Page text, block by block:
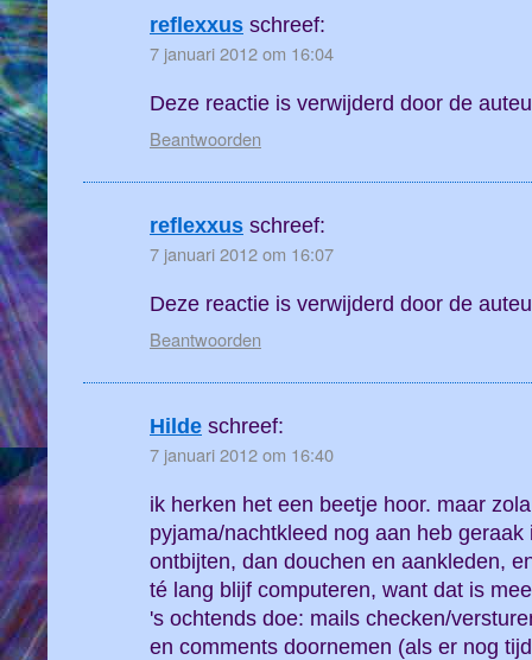
reflexxus schreef:
7 januari 2012 om 16:04
Deze reactie is verwijderd door de
Beantwoorden
reflexxus schreef:
7 januari 2012 om 16:07
Deze reactie is verwijderd door de
Beantwoorden
Hilde schreef:
7 januari 2012 om 16:40
ik herken het een beetje hoor. maar
pyjama/nachtkleed nog aan heb
ontbijten, dan douchen en aankleden,
té lang blijf computeren, want dat is
's ochtends doe: mails checken/
en comments doornemen (als er nog